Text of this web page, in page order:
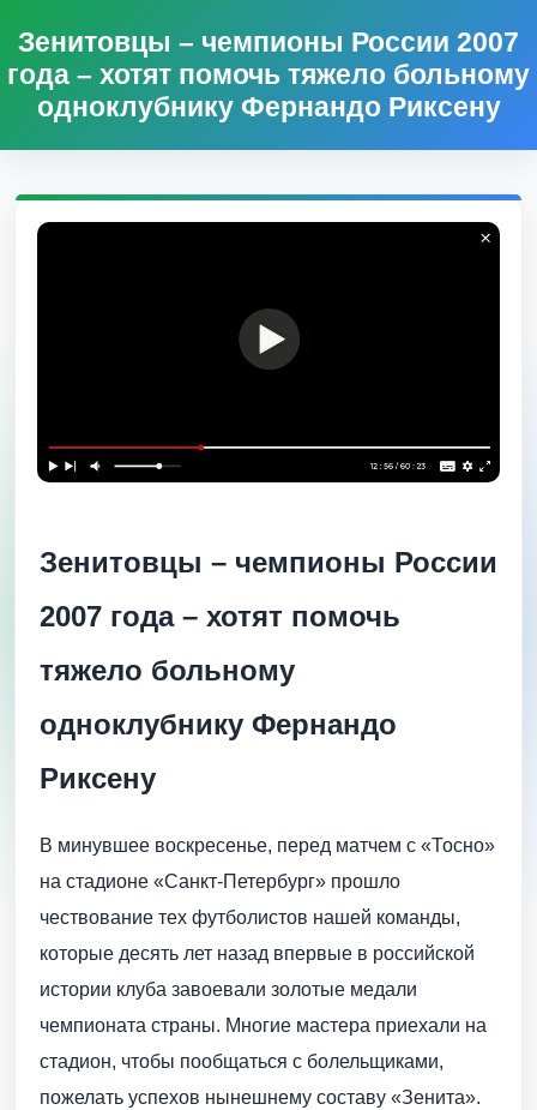
Зенитовцы – чемпионы России 2007
года – хотят помочь тяжело больному
одноклубнику Фернандо Риксену
Зенитовцы – чемпионы России
2007 года – хотят помочь
тяжело больному
одноклубнику Фернандо
Риксену
В минувшее воскресенье, перед матчем с «Тосно»
на стадионе «Санкт-Петербург» прошло
чествование тех футболистов нашей команды,
которые десять лет назад впервые в российской
истории клуба завоевали золотые медали
чемпионата страны. Многие мастера приехали на
стадион, чтобы пообщаться с болельщиками,
пожелать успехов нынешнему составу «Зенита».